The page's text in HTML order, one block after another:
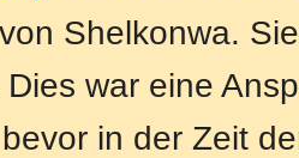
Shelkonwa.
war eine
in der Zeit